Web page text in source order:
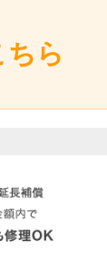
ちら